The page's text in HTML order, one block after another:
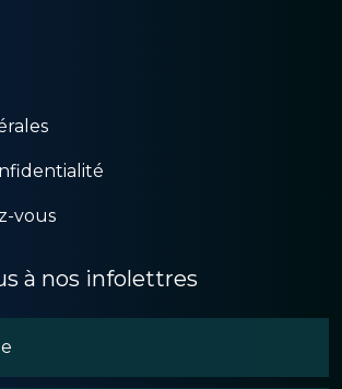
vous
à nos infolettres